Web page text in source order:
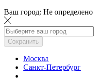
Ваш город: Не определено
Сохранить
Москва
Санкт-Петербург